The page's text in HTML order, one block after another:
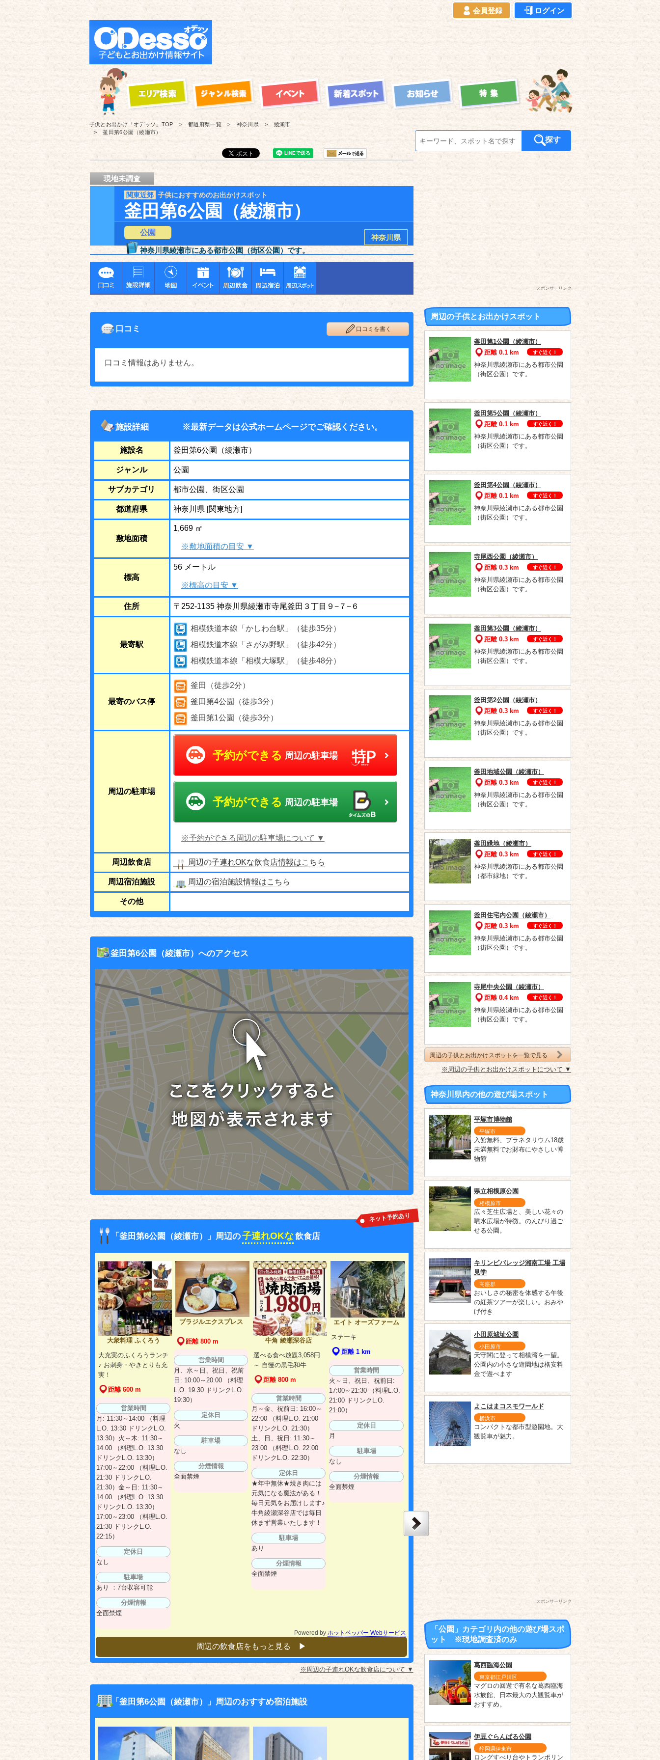
会員登録 ログイン
子供とお出かけ「オデッソ」 TOP 都道府県一覧 神奈川県
綾瀬市
釜田第6公園（綾瀬市）
探す
現地未調査
関東近郊 子供におすすめのお出かけスポット
釜田第6公園（綾瀬市）
公園
神奈川県
神奈川県綾瀬市にある都市公園（街区公園）です。
口コミ 口コミを書く
口コミ情報はありません。
施設詳細 ※最新データは公式ホームページでご確認ください。
施設名 釜田第6公園（綾瀬市）
ジャンル 公園
サブカテゴリ 都市公園、街区公園
都道府県 神奈川県 [関東地方]
敷地面積
1,669 ㎡
※敷地面積の目安 ▼
標高
56 メートル
※標高の目安 ▼
住所 〒252-1135 神奈川県綾瀬市寺尾釜田３丁目９−７−６
最寄駅
相模鉄道本線「かしわ台駅」（徒歩35分）
相模鉄道本線「さがみ野駅」（徒歩42分）
相模鉄道本線「相模大塚駅」（徒歩48分）
最寄のバス停
釜田（徒歩2分）
釜田第4公園（徒歩3分）
釜田第1公園（徒歩3分）
周辺の駐車場
予約ができる 周辺の駐車場
予約ができる 周辺の駐車場
※予約ができる周辺の駐車場について ▼
周辺飲食店 周辺の子連れOKな飲食店情報はこちら
周辺宿泊施設 周辺の宿泊施設情報はこちら
その他
釜田第6公園（綾瀬市）へのアクセス
「釜田第6公園（綾瀬市）」周辺の子連れOKな飲食店
ネット予約あり
大衆料理 ふくろう
大充実のふくろうランチ
♪ お刺身・やきとりも充
実！
距離 600 m
営業時間
月: 11:30～14:00 （料理
L.O. 13:30 ドリンクL.O.
13:30）火～木: 11:30～
14:00 （料理L.O. 13:30
ドリンクL.O. 13:30）
17:00～22:00 （料理L.O.
21:30 ドリンクL.O.
21:30）金～日: 11:30～
14:00 （料理L.O. 13:30
ドリンクL.O. 13:30）
17:00～23:00 （料理L.O.
21:30 ドリンクL.O.
22:15）
定休日
なし
駐車場
あり ：7台収容可能
分煙情報
全面禁煙
ブラジルエクスプレス
距離 800 m
営業時間
月、水～日、祝日、祝前
日: 10:00～20:00 （料理
L.O. 19:30 ドリンクL.O.
19:30）
定休日
火
駐車場
なし
分煙情報
全面禁煙
牛角 綾瀬深谷店
選べる食べ放題3,058円
～ 自慢の黒毛和牛
距離 800 m
営業時間
月～金、祝前日: 16:00～
22:00 （料理L.O. 21:00
ドリンクL.O. 21:30）
土、日、祝日: 11:30～
23:00 （料理L.O. 22:00
ドリンクL.O. 22:30）
定休日
★年中無休★焼き肉には
元気になる魔法がある！
毎日元気をお届けします♪
牛角綾瀬深谷店では毎日
休まず営業いたします！
駐車場
あり
分煙情報
全面禁煙
エイト オーズファーム
ステーキ
距離 1 km
営業時間
火～日、祝日、祝前日:
17:00～21:30 （料理L.O.
21:00 ドリンクL.O.
21:00）
定休日
月
駐車場
なし
分煙情報
全面禁煙
Powered by ホットペッパー Webサービス
周辺の飲食店をもっと見る ▶︎
※周辺の子連れOKな飲食店について ▼
「釜田第6公園（綾瀬市）」周辺のおすすめ宿泊施設
スポンサーリンク
周辺の子供とお出かけスポット
釜田第1公園（綾瀬市）
距離 0.1 km
すぐ近く！
神奈川県綾瀬市にある都市公園
（街区公園）です。
釜田第5公園（綾瀬市）
距離 0.1 km
すぐ近く！
神奈川県綾瀬市にある都市公園
（街区公園）です。
釜田第4公園（綾瀬市）
距離 0.1 km
すぐ近く！
神奈川県綾瀬市にある都市公園
（街区公園）です。
寺尾西公園（綾瀬市）
距離 0.3 km
すぐ近く！
神奈川県綾瀬市にある都市公園
（街区公園）です。
釜田第3公園（綾瀬市）
距離 0.3 km
すぐ近く！
神奈川県綾瀬市にある都市公園
（街区公園）です。
釜田第2公園（綾瀬市）
距離 0.3 km
すぐ近く！
神奈川県綾瀬市にある都市公園
（街区公園）です。
釜田地域公園（綾瀬市）
距離 0.3 km
すぐ近く！
神奈川県綾瀬市にある都市公園
（街区公園）です。
釜田緑地（綾瀬市）
距離 0.3 km
すぐ近く！
神奈川県綾瀬市にある都市公園
（都市緑地）です。
釜田住宅内公園（綾瀬市）
距離 0.3 km
すぐ近く！
神奈川県綾瀬市にある都市公園
（街区公園）です。
寺尾中央公園（綾瀬市）
距離 0.4 km
すぐ近く！
神奈川県綾瀬市にある都市公園
（街区公園）です。
周辺の子供とお出かけスポットを一覧で見る
※周辺の子供とお出かけスポットについて ▼
神奈川県内の他の遊び場スポット
平塚市博物館
平塚市
入館無料、プラネタリウム18歳
未満無料でお財布にやさしい博
物館
県立相模原公園
相模原市
広々芝生広場と、美しい花々の
噴水広場が特徴。のんびり過ご
せる公園。
キリンビバレッジ湘南工場 工場
見学
高座郡
おいしさの秘密を体感する午後
の紅茶ツアーが楽しい。おみや
げ付き
小田原城址公園
小田原市
天守閣に登って相模湾を一望。
公園内の小さな遊園地は格安料
金で遊べます
よこはまコスモワールド
横浜市
コンパクトな都市型遊園地。大
観覧車が魅力。
スポンサーリンク
「公園」カテゴリ内の他の遊び場スポ
ット ※現地調査済のみ
葛西臨海公園
東京都江戸川区
マグロの回遊で有名な葛西臨海
水族館、日本最大の大観覧車が
おすすめ。
伊豆ぐらんぱる公園
静岡県伊東市
ロングすべり台やトランポリン